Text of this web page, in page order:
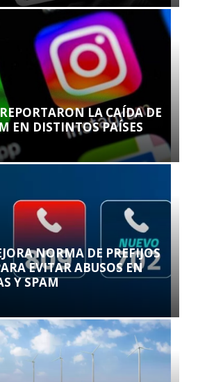
LA CAÍDA DE
EN DISTINTOS PAÍSES
NORMA DE PREFIJOS
EVITAR ABUSOS EN
Y SPAM